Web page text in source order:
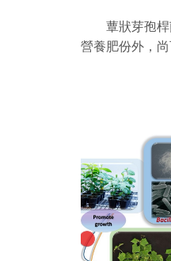
蕈狀芽孢桿
營養肥份外，